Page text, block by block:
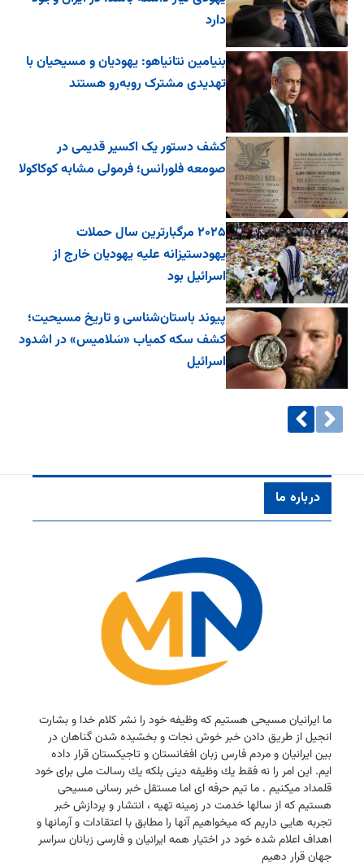
دارد
بنیامین نتانیاهو: یهودیان و مسیحیان با
تهدیدی مشترک روبه‌رو هستند
کشف دستور یک اکسیر قدیمی در
صومعه فلورانس؛ فرمولی مشابه کوکاکولا
۲۰۲۵ مرگبارترین سال حملات
یهودستیزانه علیه یهودیان خارج از
اسرائیل بود
پیوند باستان‌شناسی و تاریخ مسیحیت؛
کشف سکه کمیاب «سَلامیس» در اشدود
اسرائیل
درباره ما
ما ایرانیان مسیحی هستیم كه وظیفه خود را نشر كلام خدا و بشارت
انجیل از طریق دادن خبر خوش نجات و بخشیده شدن گناهان در
بین ایرانیان و مردم فارس زبان افغانستان و تاجیكستان قرار داده
ایم. این امر را نه فقط یك وظیفه دینی بلكه یك رسالت ملی برای خود
قلمداد میكنیم . ما تیم حرفه ای اما مستقل خبر رسانی مسیحی
هستیم كه از سالها خدمت در زمینه تهیه ، انتشار و پردازش خبر
تجربه هایی داریم كه میخواهیم آنها را مطابق با اعتقادات و آرمانها و
اهداف اعلام شده خود در اختیار همه ایرانیان و فارسی زبانان سراسر
جهان قرار دهیم